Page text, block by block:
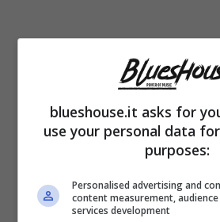
In merito al divorzio Bonolis
minimizzare, parlando di
offensivacon la
blueshouse.it asks for
use your personal data
purposes:
Personalised advertising and
content measurement,
services development